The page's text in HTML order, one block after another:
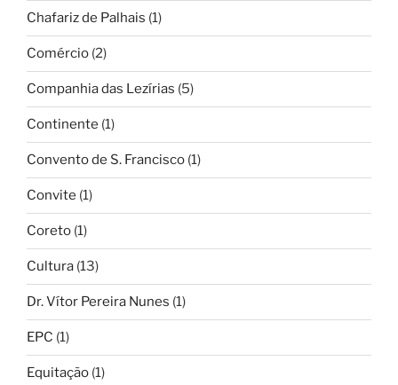
Chafariz de Palhais (1)
Comércio (2)
Companhia das Lezírias (5)
Continente (1)
Convento de S. Francisco (1)
Convite (1)
Coreto (1)
Cultura (13)
Dr. Vítor Pereira Nunes (1)
EPC (1)
Equitação (1)